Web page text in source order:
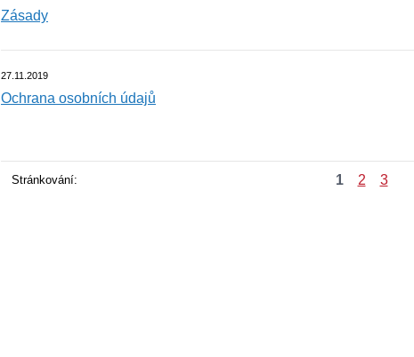
Zásady
27.11.2019
Ochrana osobních údajů
Stránkování: 1 2 3